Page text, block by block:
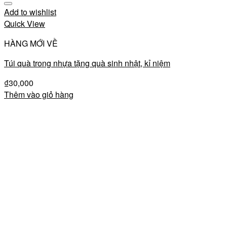
Add to wishlist
Quick View
HÀNG MỚI VỀ
Túi quà trong nhựa tặng quà sinh nhật, kỉ niệm
₫30,000
Thêm vào giỏ hàng